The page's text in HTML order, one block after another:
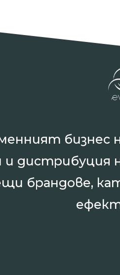
бизнес
и дистрибуция
брандове,